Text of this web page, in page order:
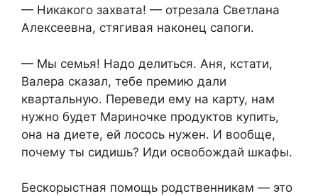
— Никакого захвата! — отрезала Светлана
Алексеевна, стягивая наконец сапоги.
— Мы семья! Надо делиться. Аня, кстати,
Валера сказал, тебе премию дали
квартальную. Переведи ему на карту, нам
нужно будет Мариночке продуктов купить,
она на диете, ей лосось нужен. И вообще,
почему ты сидишь? Иди освобождай шкафы.
Бескорыстная помощь родственникам — это